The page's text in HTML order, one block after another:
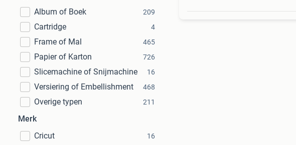
Album of Boek
209
Cartridge 4
Frame of Mal 465
Papier of Karton 726
Slicemachine of Snijmachine 16
Versiering of Embellishment 468
Overige typen 211
Merk
Cricut
16